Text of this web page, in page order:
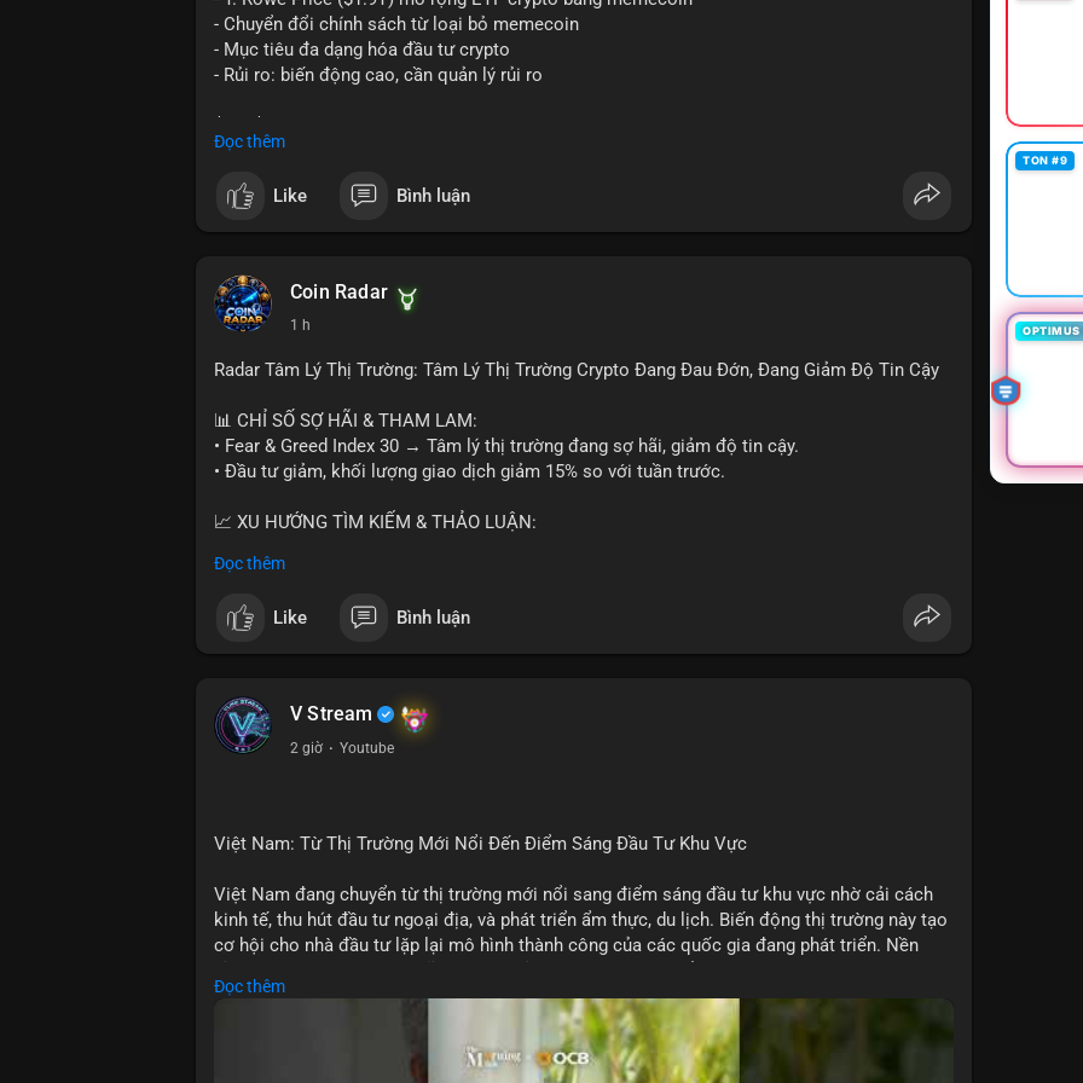
nhịp điều chỉnh ngắn hạn. Tuyệt đối không sử dụng đòn bẩy cao trong 24 giờ tới khi dòng
tiền lớn chưa xác định rõ đích đến cuối cùng.
#153btc #10triệuusd #chuyểnvílớn #btcmempool
- Chuyển đổi chính sách từ loại bỏ memecoin
- Mục tiêu đa dạng hóa đầu tư crypto
- Rủi ro: biến động cao, cần quản lý rủi ro
📰 Nguồn: CoinDesk
Đọc thêm
Like Bình luận
Coin Radar
1 h
Radar Tâm Lý Thị Trường: Tâm Lý Thị Trường Crypto Đang Đau Đớn, Đang Giảm Độ Tin Cậy
📊 CHỈ SỐ SỢ HÃI & THAM LAM:
• Fear & Greed Index 30 → Tâm lý thị trường đang sợ hãi, giảm độ tin cậy.
• Đầu tư giảm, khối lượng giao dịch giảm 15% so với tuần trước.
📈 XU HƯỚNG TÌM KIẾM & THẢO LUẬN:
Tutorial.
• LunarCrush: Ethereum, Solana, Dogecoin, Chainlink, Litecoin, Tesla, UFC, Premier League,
etc.
💬 DÒNG CHẢY TIN TỨC & TRUYỀN THÔNG:
• Telegram: US Senate tiến hành bỏ phiếu Clarity Act, IMF nói stablecoin địa phương tăng
nhu cầu.
crypto.
💡 NHẬN ĐỊNH & KHUYẾN NGHỊ:
• Tâm lý ngắn hạn: sợ hãi, giảm khối lượng, người bán tăng.
• Khuyến nghị: giữ cẩn thận, tránh short, tập trung vào stablecoin, theo dõi US legislation.
📊 Nguồn: Radar Tâm Lý Thị Trường
Đọc thêm
Like Bình luận
V Stream
2 giờ · Youtube
Việt Nam: Từ Thị Trường Mới Nổi Đến Điểm Sáng Đầu Tư Khu Vực
Việt Nam đang chuyển từ thị trường mới nổi sang điểm sáng đầu tư khu vực nhờ cải cách
kinh tế, thu hút đầu tư ngoại địa, và phát triển ẩm thực, du lịch. Biến động thị trường này tạo
cơ hội cho nhà đầu tư lặp lại mô hình thành công của các quốc gia đang phát triển. Nền
đầu tư toàn cầu.
Đọc thêm
TON #9
OPTIMUS